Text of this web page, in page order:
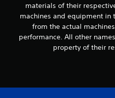
materials of their
machines and equipment
from the actual
performance. All other
property of their